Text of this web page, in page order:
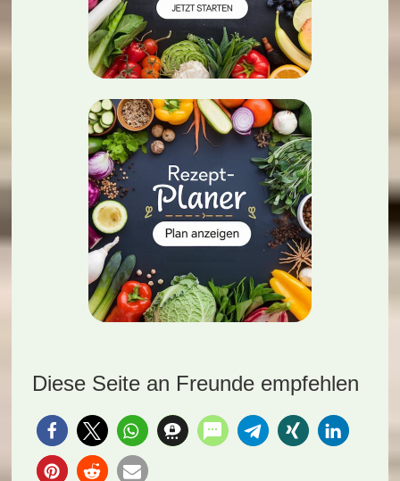
Diese Seite an Freunde empfehlen